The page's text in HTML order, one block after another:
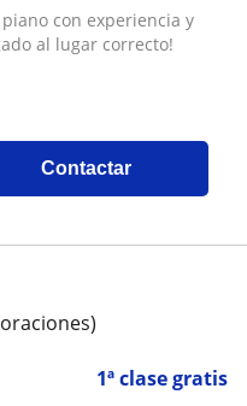
con experiencia y
al lugar correcto!
Contactar
1ª clase gratis